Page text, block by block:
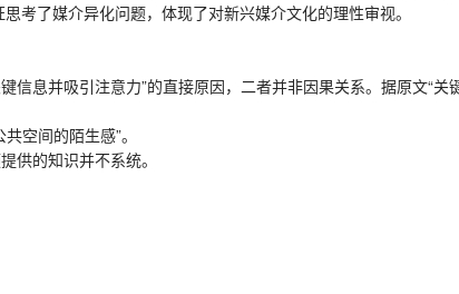
考了媒介异化问题，体现了对新兴媒介文化的理性审视。
并吸引注意力”的直接原因，二者并非因果关系。据原文“关
空间的陌生感”。
供的知识并不系统。